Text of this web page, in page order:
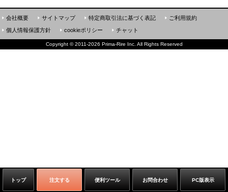
トップ 注文する 便利ツール お問合わせ PC版表示
会社概要 サイトマップ 特定商取引法に基づく表記
ご利用規約
個人情報保護方針
cookieポリシー チャット
Copyright ©2011-2026 Prima-Rire Inc. All Rights Reserved